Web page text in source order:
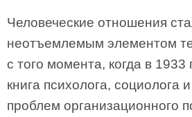
Человеческие отношения
неотъемлемым элементом
с того момента, когда в
книга психолога, социолога
проблем организационного